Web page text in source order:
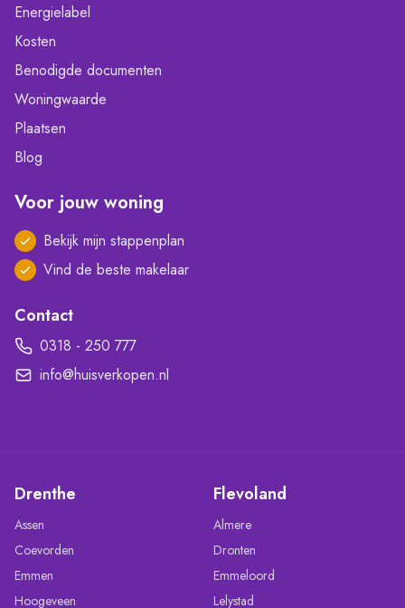
Energielabel
Kosten
Benodigde documenten
Woningwaarde
Plaatsen
Blog
Voor jouw woning
Bekijk mijn stappenplan
Vind de beste makelaar
Contact
0318 - 250 777
info@huisverkopen.nl
Drenthe
Assen
Coevorden
Emmen
Hoogeveen
Flevoland
Almere
Dronten
Emmeloord
Lelystad